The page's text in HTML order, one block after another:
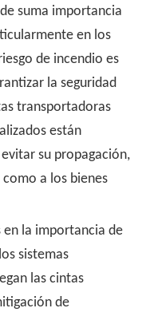
suma importancia
en los
de incendio es
la seguridad
transportadoras
están
su propagación,
a los bienes
la importancia de
sistemas
las cintas
de